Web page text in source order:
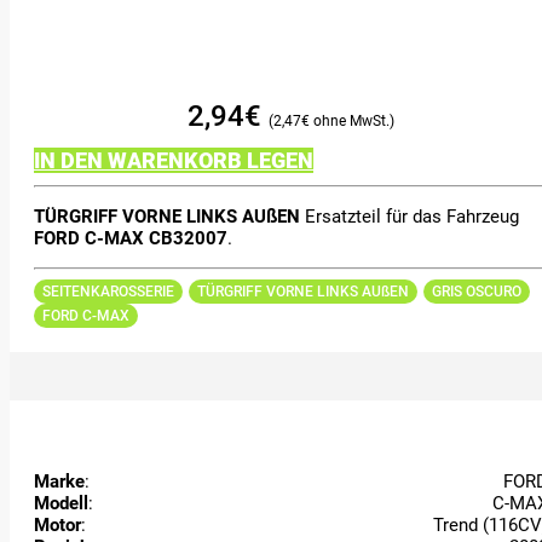
2,94€ 2,47€
IN DEN WARENKORB LEGEN
TÜRGRIFF VORNE LINKS AUßEN Ersatzteil für das Fahrzeug
FORD C-MAX CB32007.
SEITENKAROSSERIE TÜRGRIFF VORNE LINKS AUßEN
GRIS OSCURO
FORD C-MAX
Marke:
Modell :
C-
Motor:
Trend